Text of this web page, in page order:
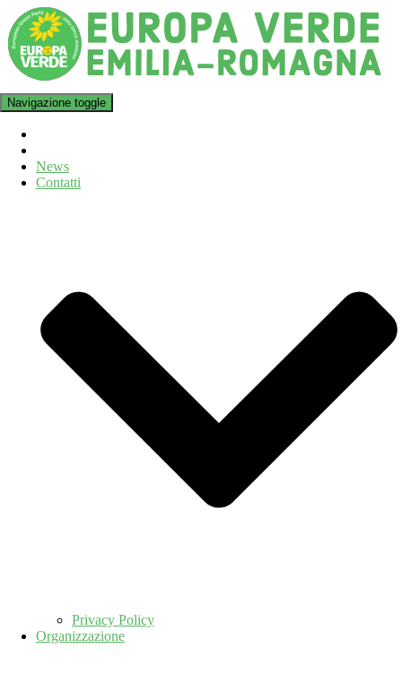
Navigazione toggle
News
Contatti
Privacy Policy
Organizzazione